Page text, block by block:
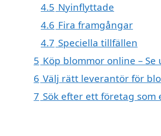
4.5 Nyinflyttade
4.6 Fira framgångar
4.7 Speciella tillfällen
5 Köp blommor online –
6 Välj rätt leverantör för
7 Sök efter ett företag